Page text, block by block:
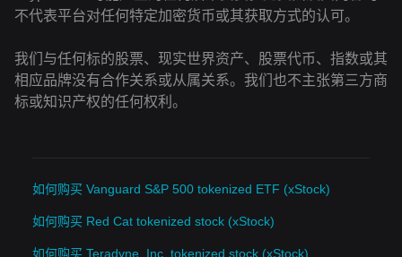
不代表平台对任何特定加密货币或其获取方式的认可。
我们与任何标的股票、现实世界资产、股票代币、指数或其
相应品牌没有合作关系或从属关系。我们也不主张第三方商
标或知识产权的任何权利。
如何购买 Vanguard S&P 500 tokenized ETF (xStock)
如何购买 Red Cat tokenized stock (xStock)
如何购买 Teradyne, Inc. tokenized stock (xStock)